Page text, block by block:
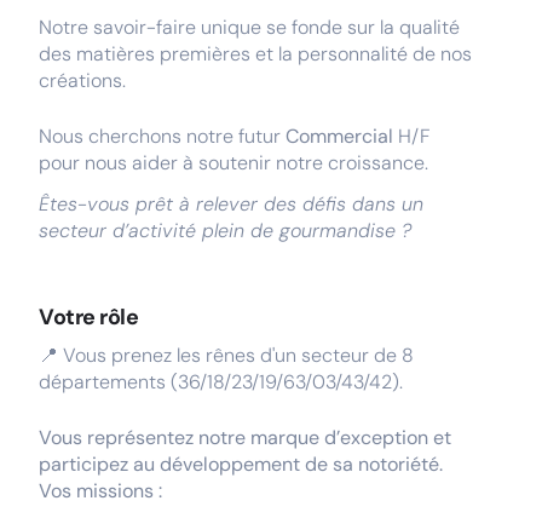
Notre savoir-faire unique se fonde sur la qualité
des matières premières et la personnalité de nos
créations.
Nous cherchons notre futurCommercial H/F
pour nous aider à soutenir notre croissance.
Êtes-vous prêt à relever des défis dans un
secteur d’activité plein de gourmandise ?
Votre rôle
📍 Vous prenez les rênes d'un secteur de 8
départements (36/18/23/19/63/03/43/42).
Vous représentez notre marque d’exception et
participez au développement de sa notoriété.
Vos missions :